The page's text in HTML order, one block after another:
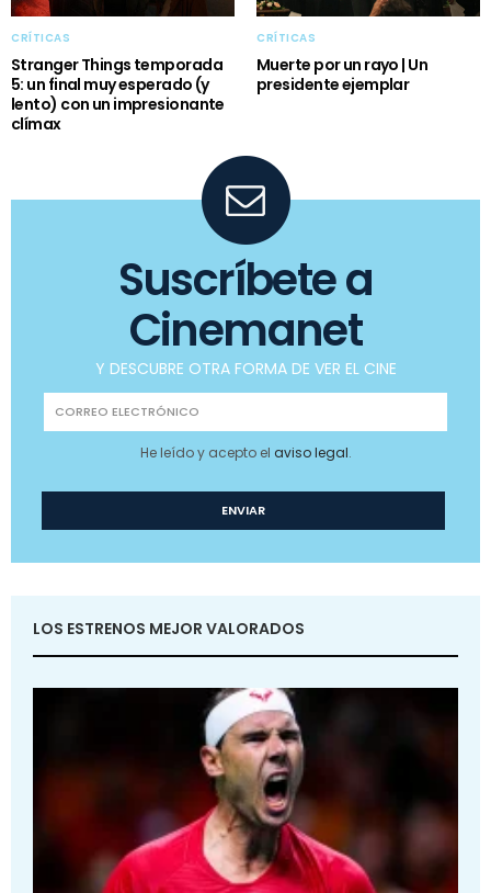
CRÍTICAS
Stranger Things temporada
5: un final muy esperado (y
lento) con un impresionante
clímax
CRÍTICAS
Muerte por un rayo | Un
presidente ejemplar
Suscríbete a
Cinemanet
Y DESCUBRE OTRA FORMA DE VER EL CINE
He leído y acepto el aviso legal.
LOS ESTRENOS MEJOR VALORADOS